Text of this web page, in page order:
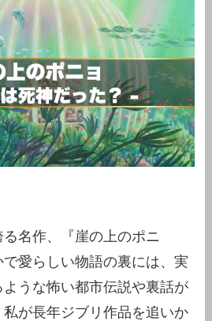
名作、『崖の上のポニ
愛らしい物語の裏には、実
うな怖い都市伝説や裏話が
が長年ジブリ作品を追いか